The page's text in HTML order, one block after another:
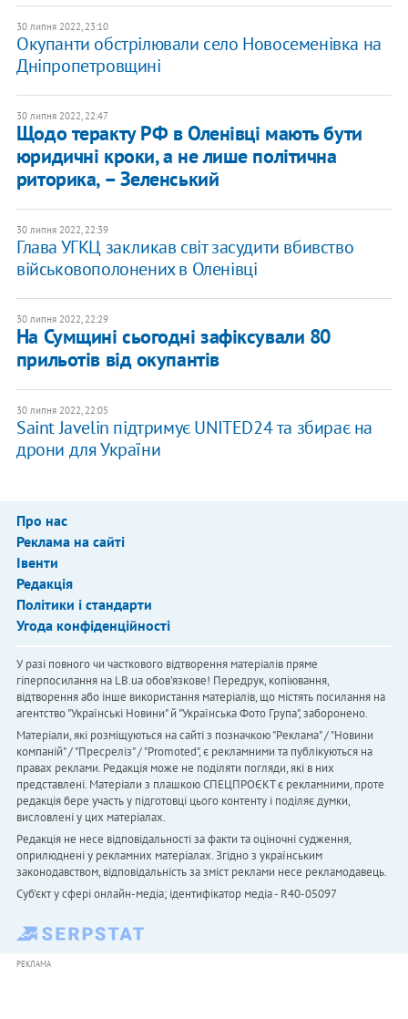
30 липня 2022, 23:10
Окупанти обстрілювали село Новосеменівка на
Дніпропетровщині
30 липня 2022, 22:47
Щодо теракту РФ в Оленівці мають бути
юридичні кроки, а не лише політична
риторика, – Зеленський
30 липня 2022, 22:39
Глава УГКЦ закликав світ засудити вбивство
військовополонених в Оленівці
30 липня 2022, 22:29
На Сумщині сьогодні зафіксували 80
прильотів від окупантів
30 липня 2022, 22:05
Saint Javelin підтримує UNITED24 та збирає на
дрони для України
Про нас
Реклама на сайті
Івенти
Редакція
Політики і стандарти
Угода конфіденційності
У разі повного чи часткового відтворення матеріалів пряме
гіперпосилання на LB.ua обов'язкове! Передрук, копіювання,
відтворення або інше використання матеріалів, що містять посилання на
агентство "Українськi Новини" й "Українська Фото Група", заборонено.
Матеріали, які розміщуються на сайті з позначкою "Реклама" / "Новини
компаній" / "Пресреліз" / "Promoted", є рекламними та публікуються на
правах реклами. Редакція може не поділяти погляди, які в них
представлені. Матеріали з плашкою СПЕЦПРОЄКТ є рекламними, проте
редакція бере участь у підготовці цього контенту і поділяє думки,
висловлені у цих матеріалах.
Редакція не несе відповідальності за факти та оціночні судження,
оприлюднені у рекламних матеріалах. Згідно з українським
законодавством, відповідальність за зміст реклами несе рекламодавець.
Cуб'єкт у сфері онлайн-медіа; ідентифікатор медіа - R40-05097
РЕКЛАМА